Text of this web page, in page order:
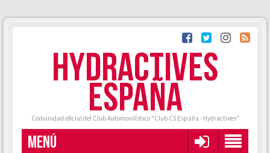
HYDRACTIVES
ESPAÑA
Comunidad oficial del Club Automovilístico "Club C5 España - Hydractives"
MENÚ